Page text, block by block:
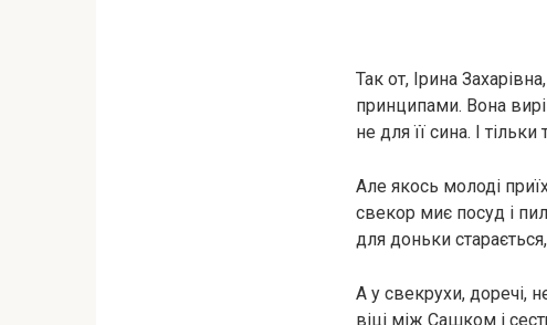
Так от, Ірина
принципами. Вона
не для її сина. І
Але якось молоді
свекор миє посуд і
для доньки
А у свекрухи, доречі,
віці між Сашком і